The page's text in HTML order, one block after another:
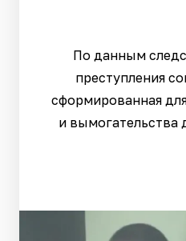
По данным
преступления
сформированная
и вымогательства